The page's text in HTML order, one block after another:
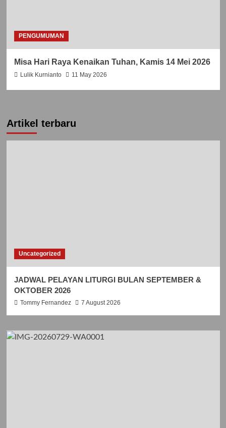
PENGUMUMAN
Misa Hari Raya Kenaikan Tuhan, Kamis 14 Mei 2026
Lulik Kurnianto 11 May 2026
Artikel terbaru
Uncategorized
JADWAL PELAYAN LITURGI BULAN SEPTEMBER &
OKTOBER 2026
Tommy Fernandez 7 August 2026